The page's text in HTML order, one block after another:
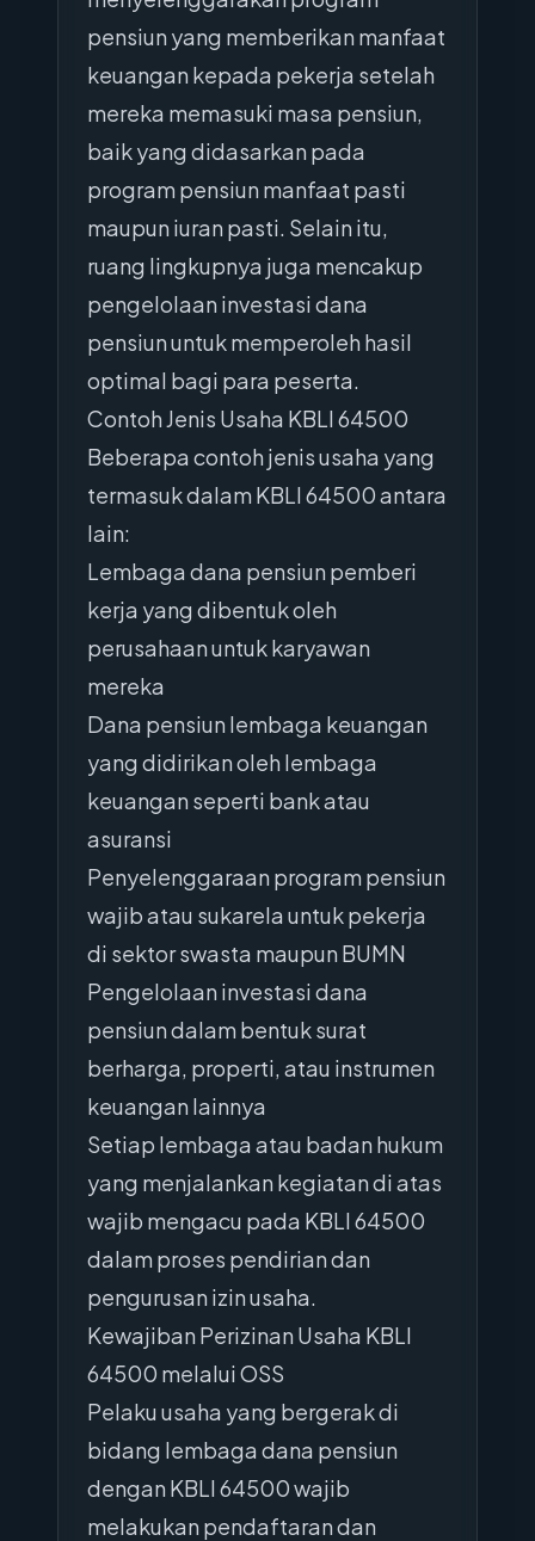
pensiun yang memberikan manfaat
keuangan kepada pekerja setelah
mereka memasuki masa pensiun,
baik yang didasarkan pada
program pensiun manfaat pasti
maupun iuran pasti. Selain itu,
ruang lingkupnya juga mencakup
pengelolaan investasi dana
pensiun untuk memperoleh hasil
optimal bagi para peserta.
Contoh Jenis Usaha KBLI 64500
Beberapa contoh jenis usaha yang
termasuk dalam KBLI 64500 antara
lain:
Lembaga dana pensiun pemberi
kerja yang dibentuk oleh
perusahaan untuk karyawan
mereka
Dana pensiun lembaga keuangan
yang didirikan oleh lembaga
keuangan seperti bank atau
asuransi
Penyelenggaraan program pensiun
wajib atau sukarela untuk pekerja
di sektor swasta maupun BUMN
Pengelolaan investasi dana
pensiun dalam bentuk surat
berharga, properti, atau instrumen
keuangan lainnya
Setiap lembaga atau badan hukum
yang menjalankan kegiatan di atas
wajib mengacu pada KBLI 64500
dalam proses pendirian dan
pengurusan izin usaha.
Kewajiban Perizinan Usaha KBLI
64500 melalui OSS
Pelaku usaha yang bergerak di
bidang lembaga dana pensiun
dengan KBLI 64500 wajib
melakukan pendaftaran dan